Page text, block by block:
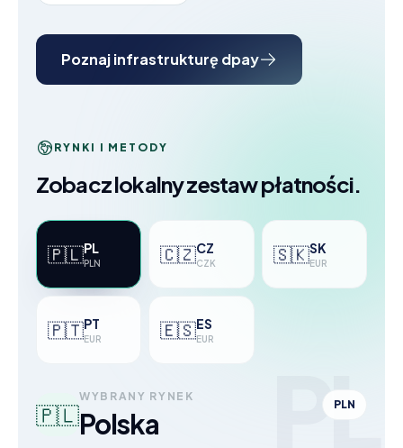
Poznaj infrastrukturę dpay
RYNKI I METODY
Zobacz lokalny zestaw płatności.
🇵🇱PL
PLN 🇨🇿CZ
CZK 🇸🇰SK
EUR
🇵🇹PT
EUR 🇪🇸ES
EUR
PL
🇵🇱
WYBRANY RYNEK
Polska
PLN